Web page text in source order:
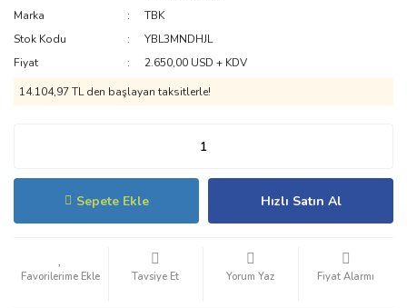
Marka
TBK
Stok Kodu
YBL3MNDHJL
Fiyat
2.650,00 USD + KDV
14.104,97 TL den başlayan taksitlerle!
Sepete Ekle Hızlı Satın Al
Tavsiye Et Yorum Yaz Fiyat Alarmı